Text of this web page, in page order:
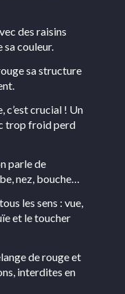
des raisins
sa couleur.
sa structure
c’est crucial ! Un
trop froid perd
parle de
nez, bouche…
les sens : vue,
et le toucher
de rouge et
interdites en